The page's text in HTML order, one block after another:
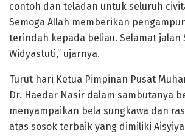
contoh dan teladan untuk seluruh
Semoga Allah memberikan
terindah kepada beliau. Selamat jalan
Widyastuti,” ujarnya.
Turut hari Ketua Pimpinan Pusat
Dr. Haedar Nasir dalam sambutanya
menyampaikan bela sungkawa dan
atas sosok terbaik yang dimiliki